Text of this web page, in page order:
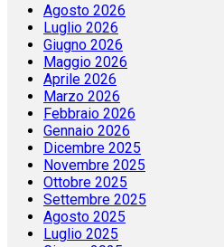
Agosto 2026
Luglio 2026
Giugno 2026
Maggio 2026
Aprile 2026
Marzo 2026
Febbraio 2026
Gennaio 2026
Dicembre 2025
Novembre 2025
Ottobre 2025
Settembre 2025
Agosto 2025
Luglio 2025